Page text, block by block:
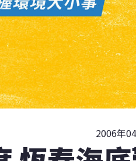
2006年